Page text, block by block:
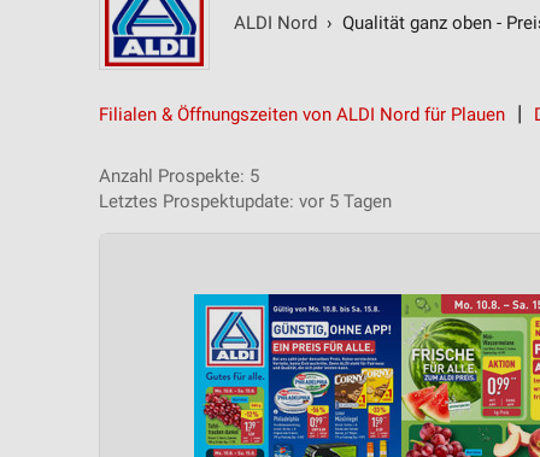
ALDI Nord › Qualität ganz oben -
Filialen & Öffnungszeiten von ALDI Nord für Plauen
Anzahl Prospekte: 5
Letztes Prospektupdate: vor 5 Tagen